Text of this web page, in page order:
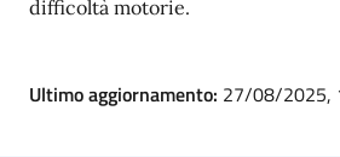
difficoltà motorie.
Ultimo aggiornamento: 27/08/2025,